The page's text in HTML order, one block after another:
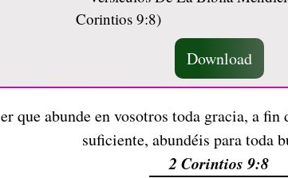
Download
que abunde en vosotros toda gracia, a
suficiente, abundéis para toda
2 Corintios 9:8